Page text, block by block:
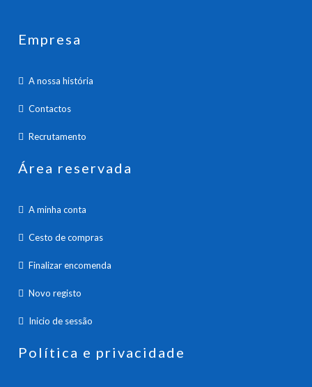
Empresa
A nossa história
Contactos
Recrutamento
Área reservada
A minha conta
Cesto de compras
Finalizar encomenda
Novo registo
Inicio de sessão
Política e privacidade